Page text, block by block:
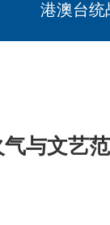
港澳台统
与文艺